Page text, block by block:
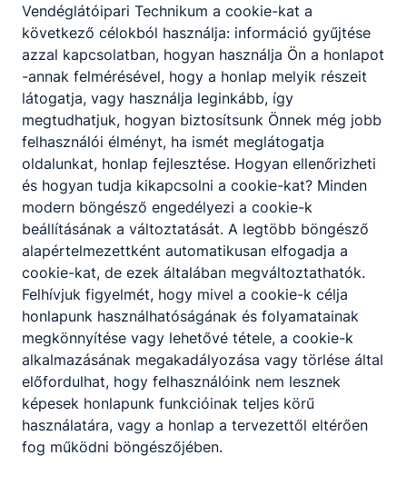
A SZAKKÉPZETTSÉGGEL RENDELKEZŐ
üzemelteti a vendéglátóhelyet;
marketing tevékenységet végez;
vendégekkel, partnerekkel kapcsolatot
tart;
karbantartásokat biztosít;
ügyel a vendéglátóhely környezetére;
vendégek számára programokat szervez;
logisztikai feladatokat ellát;
irányítja, szervezi és értékeli a
munkatársak munkáját;
kapcsolatot tart más szolgáltatókkal, más
szállásadókkal partneri viszonyt kialakítva
működteti a vendéglátó egységét.
Megosztás
Vendéglátóipari Technikum a cookie-kat a
következő célokból használja: információ gyűjtése
azzal kapcsolatban, hogyan használja Ön a honlapot
-annak felmérésével, hogy a honlap melyik részeit
látogatja, vagy használja leginkább, így
megtudhatjuk, hogyan biztosítsunk Önnek még jobb
felhasználói élményt, ha ismét meglátogatja
oldalunkat, honlap fejlesztése. Hogyan ellenőrizheti
és hogyan tudja kikapcsolni a cookie-kat? Minden
modern böngésző engedélyezi a cookie-k
beállításának a változtatását. A legtöbb böngésző
alapértelmezettként automatikusan elfogadja a
cookie-kat, de ezek általában megváltoztathatók.
Felhívjuk figyelmét, hogy mivel a cookie-k célja
honlapunk használhatóságának és folyamatainak
megkönnyítése vagy lehetővé tétele, a cookie-k
alkalmazásának megakadályozása vagy törlése által
előfordulhat, hogy felhasználóink nem lesznek
képesek honlapunk funkcióinak teljes körű
használatára, vagy a honlap a tervezettől eltérően
fog működni böngészőjében.